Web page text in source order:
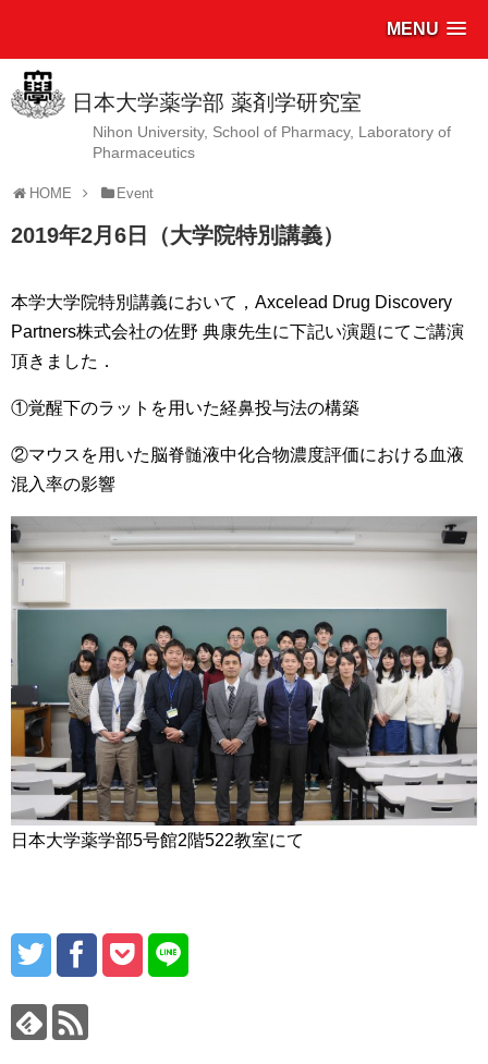
MENU
日本大学薬学部 薬剤学研究室
Nihon University, School of Pharmacy, Laboratory of
Pharmaceutics
HOME Event
2019年2月6日（大学院特別講義）
本学大学院特別講義において，Axcelead Drug Discovery
Partners株式会社の佐野 典康先生に下記い演題にてご講演
頂きました．
①覚醒下のラットを用いた経鼻投与法の構築
②マウスを用いた脳脊髄液中化合物濃度評価における血液
混入率の影響
日本大学薬学部5号館2階522教室にて